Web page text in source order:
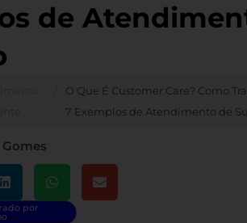
de
O Que É Customer Care? Como
7 Exemplos de Atendimento de
por